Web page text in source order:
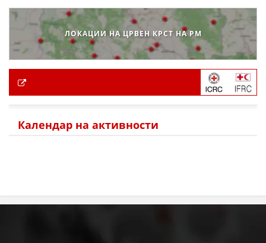
ЛОКАЦИИ НА ЦРВЕН КРСТ НА РМ
Календар на активности